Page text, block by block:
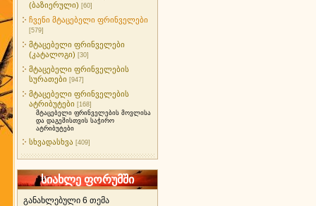
(ბაზიერული) [60]
ჩვენი მტაცებელი ფრინველები
[579]
მტაცებელი ფრინველები
(კატალოგი) [30]
მტაცებელი ფრინველების
სურათები [947]
მტაცებელი ფრინველების
ატრიბუტები [168]
მტაცებელი ფრინველების მოვლისა
და დაგეშისთვის საჭირო
ატრიბუტები
სხვადასხვა [409]
სიახლე ფორუმში
განახლებული 6 თემა